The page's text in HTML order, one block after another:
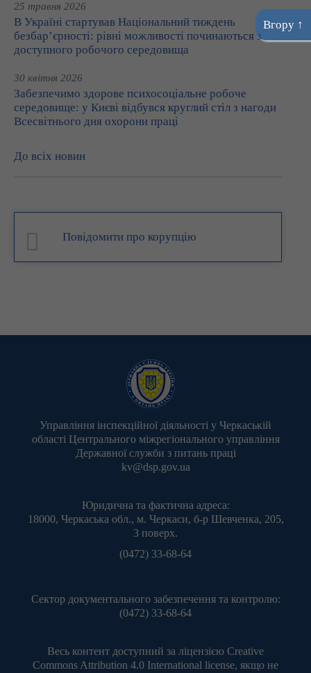
25 травня 2026
В Україні стартував Національний тиждень
безбар’єрності: рівні можливості починаються з
доступного робочого середовища
30 квітня 2026
Забезпечимо здорове психосоціальне робоче
середовище: у Києві відбувся круглий стіл з нагоди
Всесвітнього дня охорони праці
До всіх новин
Повідомити про корупцію
Управління інспекційної діяльності у Черкаській
області Центрального міжрегіонального управління
Державної служби з питань праці
kv@dsp.gov.ua
Юридична та фактична адреса:
18000, Черкаська обл., м. Черкаси, б-р Шевченка, 205,
3 поверх.
(0472) 33-68-64
Сектор документального забезпечення та контролю:
(0472) 33-68-64
Весь контент доступний за ліцензією Creative
Commons Attribution 4.0 International license, якщо не
Вгору ↑